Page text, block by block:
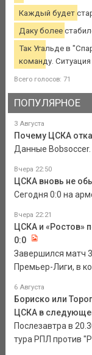
Каждый будет
Даку более
Так Угальде в
команду.
Всего голосов: 71
ПОПУЛЯРНОЕ
3 Августа
Почему ЦСКА
Данные Bobsoccer.
Вчера 22:50
ЦСКА вновь не
Сегодня 0:0 на
Вчера 22:21
ЦСКА и «Ростов»
0:0
Завершился матч
Премьер-Лиги, в
6 Августа
Бориско или
ЦСКА в
Послезавтра в
тура РПЛ против